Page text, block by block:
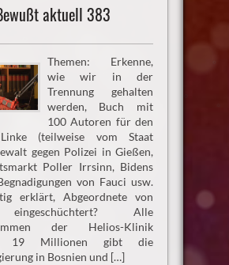
aktuell 383
Themen: Erkenne,
wie wir in der
Trennung gehalten
werden, Buch mit
100 Autoren für den
(teilweise vom Staat
gegen Polizei in Gießen,
Poller Irrsinn, Bidens
von Fauci usw.
erklärt, Abgeordnete von
Alle
der Helios-Klinik
19 Millionen gibt die
in Bosnien und […]